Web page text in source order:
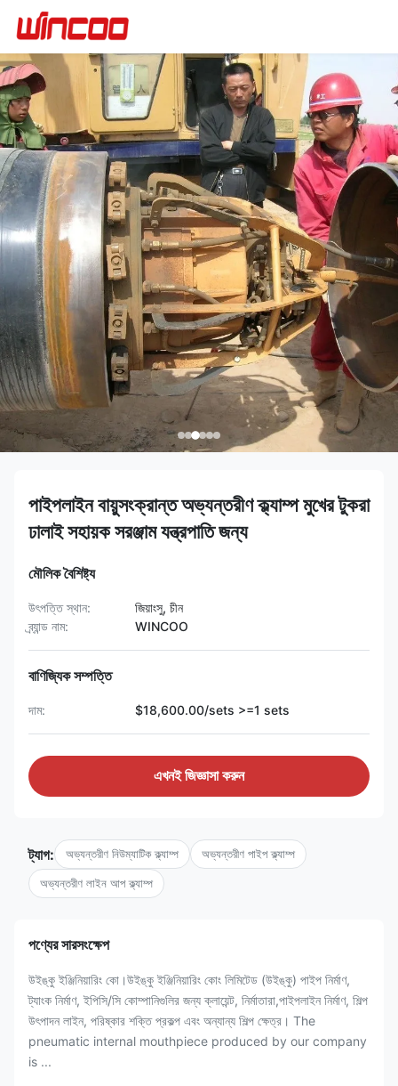
পাইপলাইন বায়ুসংক্রান্ত অভ্যন্তরীণ ক্ল্যাম্প মুখের টুকরা
ঢালাই সহায়ক সরঞ্জাম যন্ত্রপাতি জন্য
মৌলিক বৈশিষ্ট্য
উৎপত্তি স্থান:
জিয়াংসু, চীন
ব্র্যান্ড নাম:
WINCOO
বাণিজ্যিক সম্পত্তি
দাম: $18,600.00/sets >=1 sets
এখনই জিজ্ঞাসা করুন
ট্যাগ: অভ্যন্তরীণ নিউম্যাটিক ক্ল্যাম্প অভ্যন্তরীণ পাইপ ক্ল্যাম্প
অভ্যন্তরীণ লাইন আপ ক্ল্যাম্প
পণ্যের সারসংক্ষেপ
উইঙ্কু ইঞ্জিনিয়ারিং কো।উইঙ্কু ইঞ্জিনিয়ারিং কোং লিমিটেড (উইঙ্কু) পাইপ নির্মাণ,
ট্যাংক নির্মাণ, ইপিসি/সি কোম্পানিগুলির জন্য ক্লায়েন্ট, নির্মাতারা,পাইপলাইন নির্মাণ, শিল্প
উৎপাদন লাইন, পরিষ্কার শক্তি প্রকল্প এবং অন্যান্য শিল্প ক্ষেত্র। The
pneumatic internal mouthpiece produced by our company
is ...